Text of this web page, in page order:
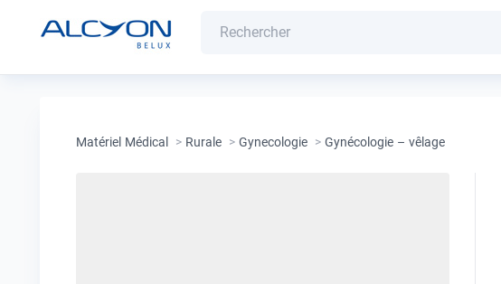
Matériel Médical > Rurale > Gynecologie > Gynécologie – vêlage